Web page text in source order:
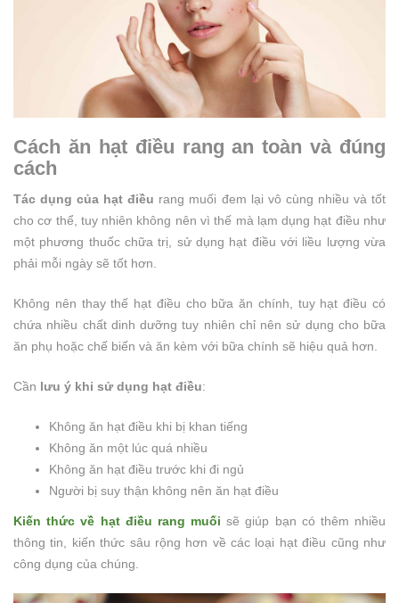
Cách ăn hạt điều rang an toàn và đúng
cách
Tác dụng của hạt điều rang muối đem lại vô cùng nhiều và tốt
cho cơ thể, tuy nhiên không nên vì thế mà lạm dụng hạt điều như
một phương thuốc chữa trị, sử dụng hạt điều với liều lượng vừa
phải mỗi ngày sẽ tốt hơn.
Không nên thay thế hạt điều cho bữa ăn chính, tuy hạt điều có
chứa nhiều chất dinh dưỡng tuy nhiên chỉ nên sử dụng cho bữa
ăn phụ hoặc chế biến và ăn kèm với bữa chính sẽ hiệu quả hơn.
Cần lưu ý khi sử dụng hạt điều:
Không ăn hạt điều khi bị khan tiếng
Không ăn một lúc quá nhiều
Không ăn hạt điều trước khi đi ngủ
Người bị suy thận không nên ăn hạt điều
Kiến thức về hạt điều rang muối sẽ giúp bạn có thêm nhiều
thông tin, kiến thức sâu rộng hơn về các loại hạt điều cũng như
công dụng của chúng.